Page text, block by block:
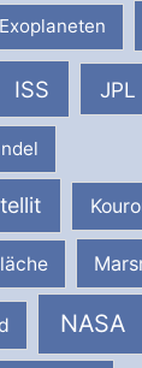
Exoplaneten
ISS JPL
NASA